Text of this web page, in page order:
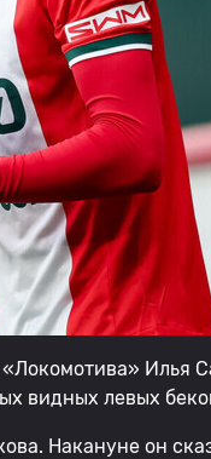
Илья
видных левых
Накануне он